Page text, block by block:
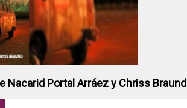
Nacarid Portal Arráez y Chriss Braund